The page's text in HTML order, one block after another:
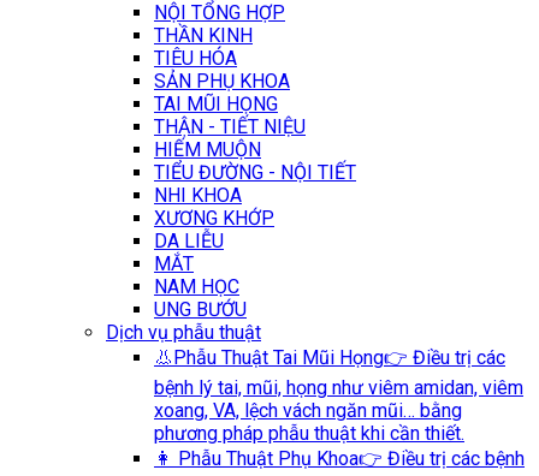
NỘI TỔNG HỢP
THẦN KINH
TIÊU HÓA
SẢN PHỤ KHOA
TAI MŨI HỌNG
THẬN - TIẾT NIỆU
HIẾM MUỘN
TIỂU ĐƯỜNG - NỘI TIẾT
NHI KHOA
XƯƠNG KHỚP
DA LIỄU
MẮT
NAM HỌC
UNG BƯỚU
Dịch vụ phẫu thuật
👃Phẫu Thuật Tai Mũi Họng👉 Điều trị các
bệnh lý tai, mũi, họng như viêm amidan, viêm
xoang, VA, lệch vách ngăn mũi… bằng
phương pháp phẫu thuật khi cần thiết.
👩 Phẫu Thuật Phụ Khoa👉 Điều trị các bệnh